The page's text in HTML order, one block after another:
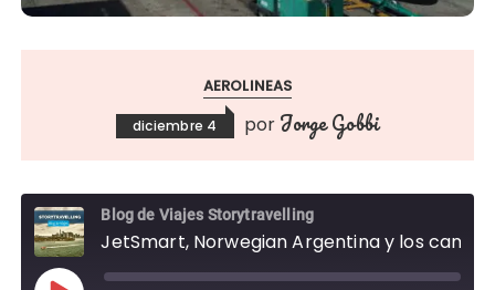
AEROLINEAS
diciembre 4 por Jorge Gobbi
Blog de Viajes Storytravelling